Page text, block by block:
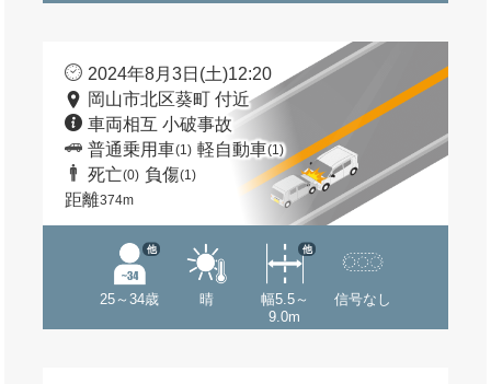
2024年8月3日(土)12:20
岡山市北区葵町 付近
車両相互 小破事故
普通乗用車(1) 軽自動車(1)
死亡(0) 負傷(1)
距離374m
25～34歳
他
晴
幅5.5～
9.0m
他
信号なし